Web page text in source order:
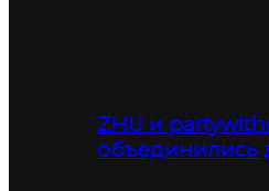
ZHU и
объединились